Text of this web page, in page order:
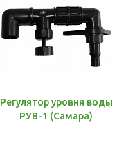
Регулятор уровня воды
РУВ-1 (Самара)